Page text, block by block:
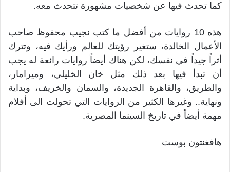
كما تحدث فيها عن شخصيات مشهورة تتحدث معه.
هذه 10 روايات من أفضل ما كتب نجيب محفوظ صاحب
الأعمال الخالدة، ستغير رؤيتك للعالم ورأيك فيه، وتترك
أثراً جيداً في نفسك، لكن هناك أيضاً روايات رائعة له يجب
أن تبدأ فيها بعد ذلك مثل خان الخليلي، وميرامار،
والطريق، والقاهرة الجديدة، والسمان والخريف، وبداية
ونهاية.. وغيرها الكثير من الروايات التي تحولت الى أفلام
مهمة أيضاً في تاريخ السينما المصرية.
هافغنتون بوست